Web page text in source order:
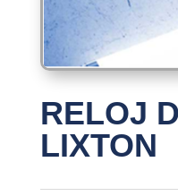
RELOJ
LIXTON